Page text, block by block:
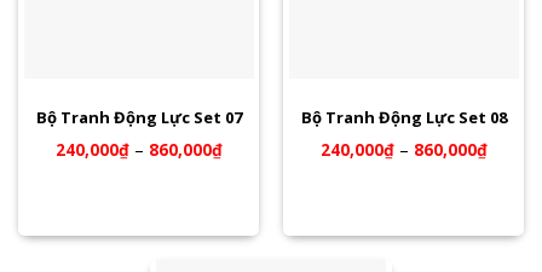
Bộ Tranh Động Lực Set 07
240,000₫– 860,000₫
Bộ Tranh Động Lực Set 08
240,000₫– 860,000₫